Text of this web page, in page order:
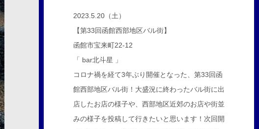
2023.5.20（土）
【第33回函館西部地区バル街】
函館市宝来町22-12
「 bar北斗星 」
コロナ禍を経て3年ぶり開催となった、第33回函
館西部地区バル街！大盛況に終わったバル街に出
店したお店の様子や、西部地区近郊のお店や街並
みの様子を投稿して行きたいと思います！次回開